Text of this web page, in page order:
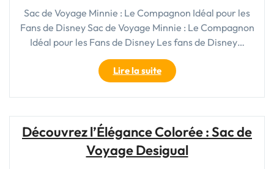
Sac de Voyage Minnie : Le Compagnon Idéal pour les
Fans de Disney Sac de Voyage Minnie : Le Compagnon
Idéal pour les Fans de Disney Les fans de Disney…
Lire la suite"Sac
de
Voyage
L’Accessoire
Magique
Découvrez l’Élégance Colorée : Sac de
Voyage Desigual